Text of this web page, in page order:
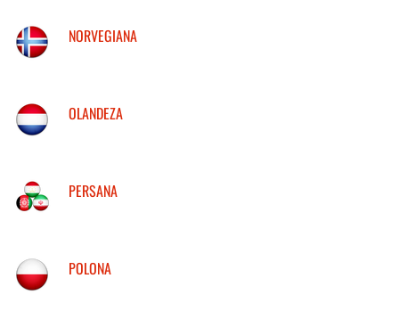
NORVEGIANA
OLANDEZA
PERSANA
POLONA